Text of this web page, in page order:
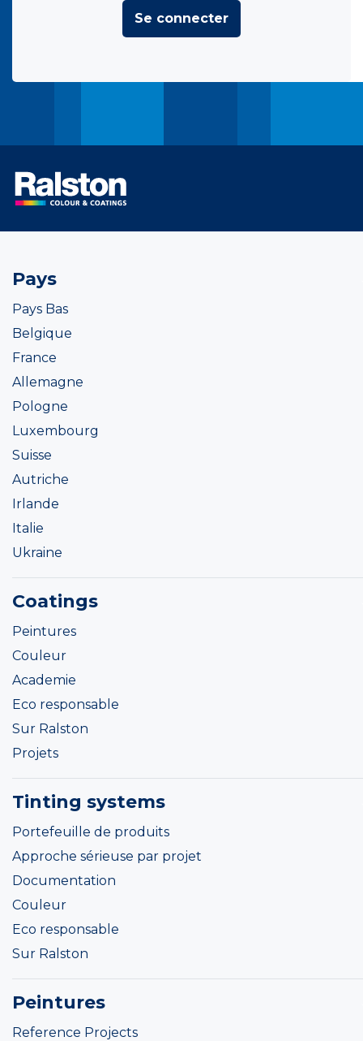
Se connecter
Pays
Pays Bas
Belgique
France
Allemagne
Pologne
Luxembourg
Suisse
Autriche
Irlande
Italie
Ukraine
Coatings
Peintures
Couleur
Academie
Eco responsable
Sur Ralston
Projets
Tinting systems
Portefeuille de produits
Approche sérieuse par projet
Documentation
Couleur
Eco responsable
Sur Ralston
Peintures
Reference Projects